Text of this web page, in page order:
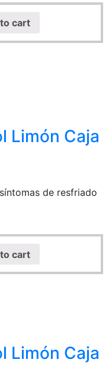
cart
Limón Caja
de resfriado
cart
Limón Caja